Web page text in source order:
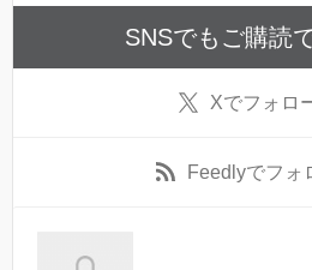
SNSでもご購読
Xでフォロ
Feedlyでフォ